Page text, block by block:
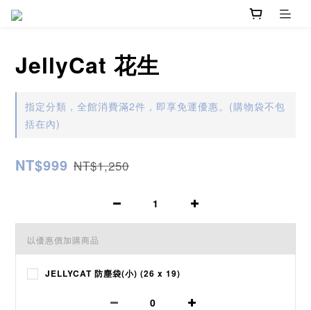
JellyCat 花生
指定分類，全館消費滿2件，即享免運優惠。(購物袋不包
括在內)
NT$999 NT$1,250
以優惠價加購商品
JELLYCAT 防塵袋(小) (26 x 19)